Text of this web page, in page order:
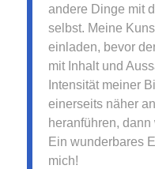
andere Dinge mit
selbst. Meine
einladen, bevor
mit Inhalt und
Intensität meiner
einerseits näher
heranführen,
Ein wunderbares
mich!